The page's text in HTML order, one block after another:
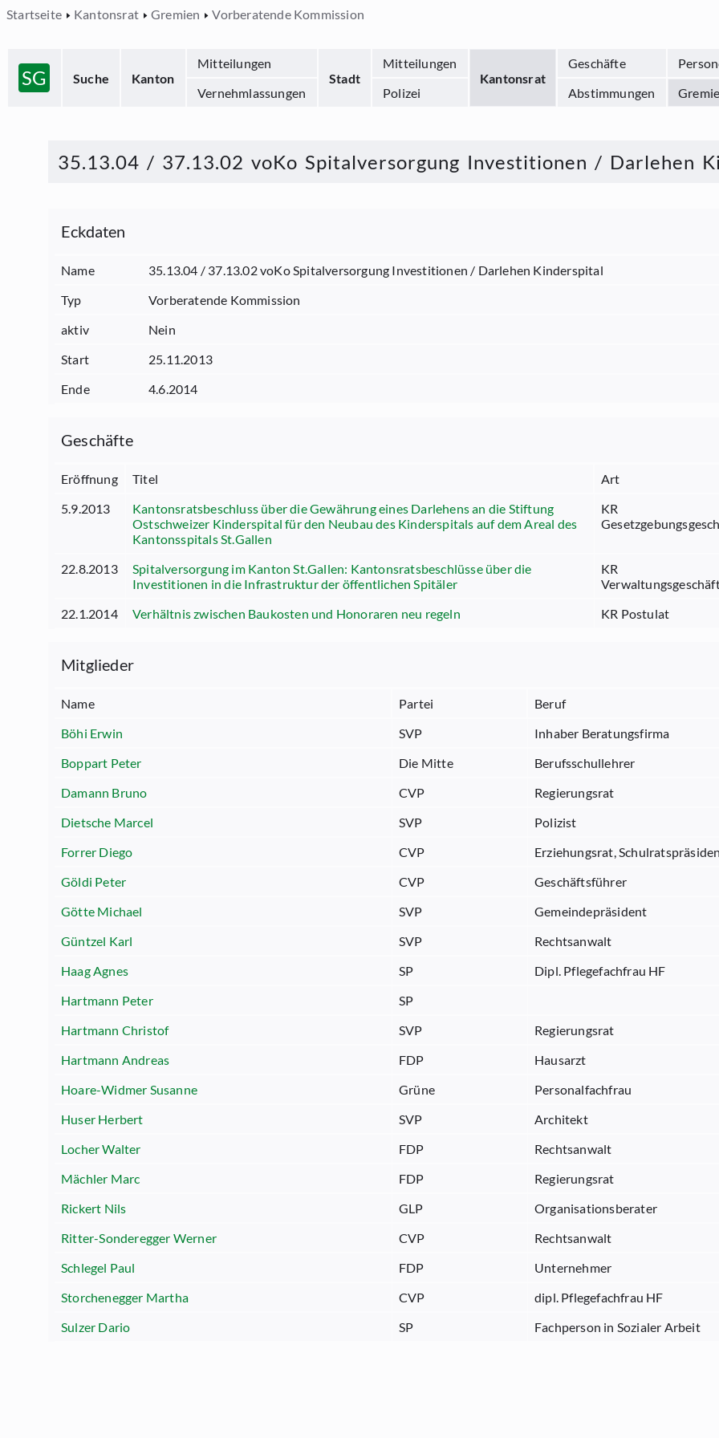
Startseite Kantonsrat Gremien Vorberatende Kommission
SG Suche Kanton
Mitteilungen
Stadt
Mitteilungen
Kantonsrat
Geschäfte
Vernehmlassungen
Polizei Abstimmungen
35.13.04 / 37.13.02 voKo Spitalversorgung Investitionen / Darlehen
Eckdaten
Name
35.13.04 / 37.13.02 voKo Spitalversorgung Investitionen / Darlehen Kinderspital
Typ
Vorberatende Kommission
aktiv
Nein
Start
25.11.2013
Ende
4.6.2014
Geschäfte
Eröffnung Titel
Art
5.9.2013
Kantonsratsbeschluss über die Gewährung eines Darlehens an die Stiftung
Ostschweizer Kinderspital für den Neubau des Kinderspitals auf dem Areal des
Kantonsspitals St.Gallen
KR
22.8.2013
Spitalversorgung im Kanton St.Gallen: Kantonsratsbeschlüsse über die
Investitionen in die Infrastruktur der öffentlichen Spitäler
KR
22.1.2014
Verhältnis zwischen Baukosten und Honoraren neu regeln KR Postulat
Mitglieder
Name Partei
Beruf
Böhi Erwin
SVP
Inhaber Beratungsfirma
Boppart Peter
Die Mitte
Berufsschullehrer
Damann Bruno
CVP
Regierungsrat
Dietsche Marcel
SVP
Polizist
Forrer Diego
CVP
Erziehungsrat,
Göldi Peter
CVP
Geschäftsführer
Götte Michael
SVP
Gemeindepräsident
Güntzel Karl
SVP
Rechtsanwalt
Haag Agnes
SP
Dipl. Pflegefachfrau HF
Hartmann Peter
SP
Hartmann Christof
SVP
Regierungsrat
Hartmann Andreas
FDP
Hausarzt
Hoare-Widmer Susanne
Grüne
Personalfachfrau
Huser Herbert
SVP
Architekt
Locher Walter
FDP
Rechtsanwalt
Mächler Marc
FDP
Regierungsrat
Rickert Nils
GLP
Organisationsberater
Ritter-Sonderegger Werner
CVP
Rechtsanwalt
Schlegel Paul
FDP
Unternehmer
Storchenegger Martha
CVP
dipl. Pflegefachfrau HF
Sulzer Dario
SP
Fachperson in Sozialer Arbeit